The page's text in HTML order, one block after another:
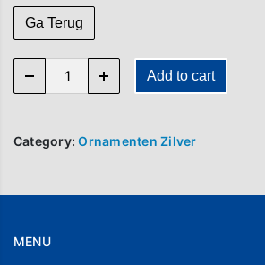
Ga Terug
OR 118-S (per 10) quantityAdd to cart
Category:Ornamenten Zilver
MENU